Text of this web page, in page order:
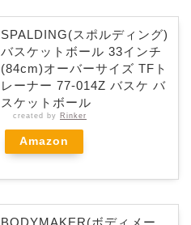
SPALDING(スポルディング)
バスケットボール 33インチ
(84cm)オーバーサイズ TFト
レーナー 77-014Z バスケ バ
スケットボール
created by Rinker
Amazon